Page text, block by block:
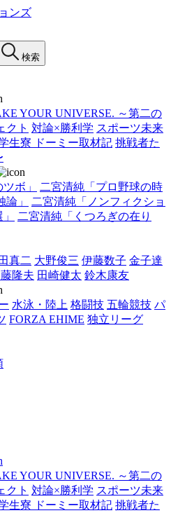
検索
YOUR UNIVERSE. ～第二の
クト 対論×勝利学 スポーツ未来
生寮 ドーミー取材記 挑戦者た
ボ」
二宮清純「プロ野球の時
」
二宮清純「ノンフィクショ
二宮清純「くつろぎの在り
真二 大野俊三 伊藤数子 金子達
隆夫 田崎健太 鈴木康友
水泳・陸上 格闘技 五輪競技 パ
FORZA EHIME 独立リーグ
YOUR UNIVERSE. ～第二の
クト 対論×勝利学 スポーツ未来
生寮 ドーミー取材記 挑戦者た